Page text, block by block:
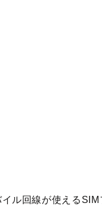
ル回線が使える